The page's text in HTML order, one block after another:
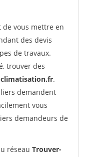
vous mettre en
des devis
de travaux.
trouver des
.
demandent
vous
demandeurs de
réseau Trouver-